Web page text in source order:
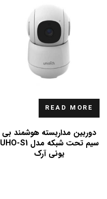
READ MORE
دوربین مداربسته هوشمند بی
سیم تحت شبکه مدل UHO-S1
یونی آرک